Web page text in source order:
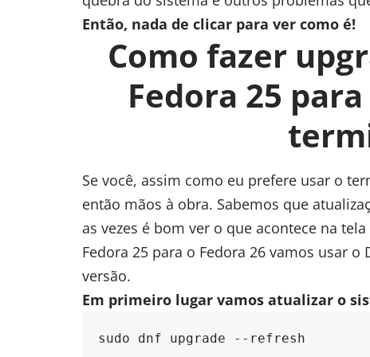
Então, nada de clicar para ver como é!
Como fazer
Fedora 25
Se você, assim como eu prefere usar o
então mãos à obra. Sabemos que
as vezes é bom ver o que acontece na
Fedora 25 para o Fedora 26 vamos usar
versão.
Em primeiro lugar vamos atualizar o
sudo dnf upgrade --refresh